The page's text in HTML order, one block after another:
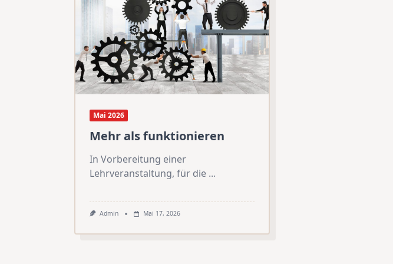
Mai 2026
Mehr als funktionieren
In Vorbereitung einer
Lehrveranstaltung, für die ...
Admin Mai 17, 2026